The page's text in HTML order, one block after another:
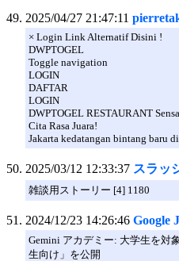
2025/04/27 21:47:11
× Login Link Alternatif Disini !
DWPTOGEL
Toggle navigation
LOGIN
DAFTAR
LOGIN
DWPTOGEL RESTAURANT
Cita Rasa Juara!
Jakarta kedatangan bintang baru
2025/03/12 12:33:37 スラッ
雑談用ストーリー [4] 1180
2024/12/23 14:26:46 Google
Gemini アカデミー: 大学生を対
生向け」を公開